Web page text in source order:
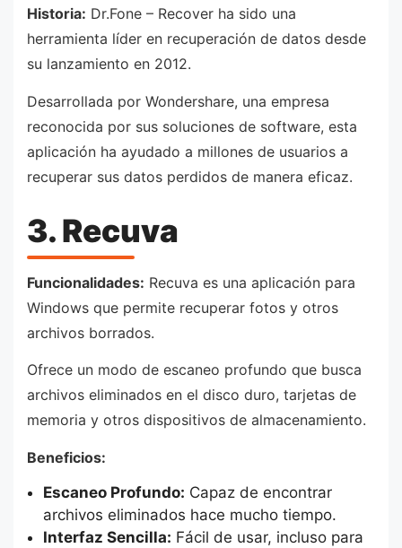
Historia: Dr.Fone – Recover ha sido una
herramienta líder en recuperación de datos desde
su lanzamiento en 2012.
Desarrollada por Wondershare, una empresa
reconocida por sus soluciones de software, esta
aplicación ha ayudado a millones de usuarios a
recuperar sus datos perdidos de manera eficaz.
3. Recuva
Funcionalidades: Recuva es una aplicación para
Windows que permite recuperar fotos y otros
archivos borrados.
Ofrece un modo de escaneo profundo que busca
archivos eliminados en el disco duro, tarjetas de
memoria y otros dispositivos de almacenamiento.
Beneficios:
Escaneo Profundo: Capaz de encontrar
archivos eliminados hace mucho tiempo.
Interfaz Sencilla: Fácil de usar, incluso para